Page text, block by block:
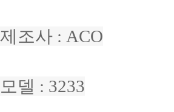
제조사 : ACO
모델 : 3233